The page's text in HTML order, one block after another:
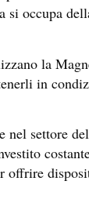
si occupa
la
in
nel settore
offrire